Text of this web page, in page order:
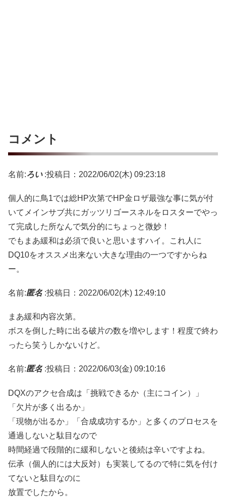
コメント
名前:ろい:投稿日：2022/06/02(木) 09:23:18
個人的に鳥1では総HP次第でHP金ロザ最強な事に気が付
いてメインサブ共にガッツリゴースネルをロスターでやっ
て完成した所なんで気分的にちょっと微妙！
でもまあ緩和は必須で良いと思いますハイ。これ人に
DQ10をオススメ出来ない大きな理由の一つですからね
ー。
名前:匿名:投稿日：2022/06/02(木) 12:49:10
まあ緩和内容次第。
ボスを倒した時に出る破片の数を増やします！程度で終わ
ったら笑うしかないけど。
名前:匿名:投稿日：2022/06/03(金) 09:10:16
DQXのアクセ合成は「挑戦できるか（主にコイン）」
「欠片が多く出るか」
「現物が出るか」「合成成功するか」と多くのプロセスを
通過しないと駄目なので
時間経過で段階的に緩和しないと後続は辛いですよね。
伝承（個人的には大反対）も実装してるので特に気を付け
てないと駄目なのに
放置でしたから。